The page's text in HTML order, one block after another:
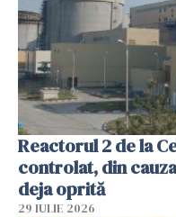
Reactorul 2 de la
controlat, din
deja oprită
29 IULIE 2026